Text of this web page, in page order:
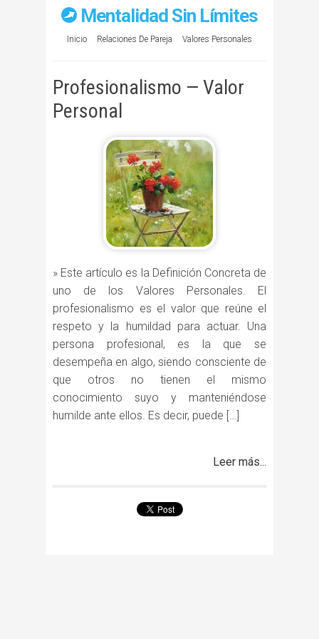
Mentalidad Sin Límites
Inicio Relaciones De Pareja Valores Personales
Profesionalismo — Valor
Personal
» Este artículo es la Definición Concreta de
uno de los Valores Personales. El
profesionalismo es el valor que reúne el
respeto y la humildad para actuar. Una
persona profesional, es la que se
desempeña en algo, siendo consciente de
que otros no tienen el mismo
conocimiento suyo y manteniéndose
humilde ante ellos. Es decir, puede […]
Leer más...